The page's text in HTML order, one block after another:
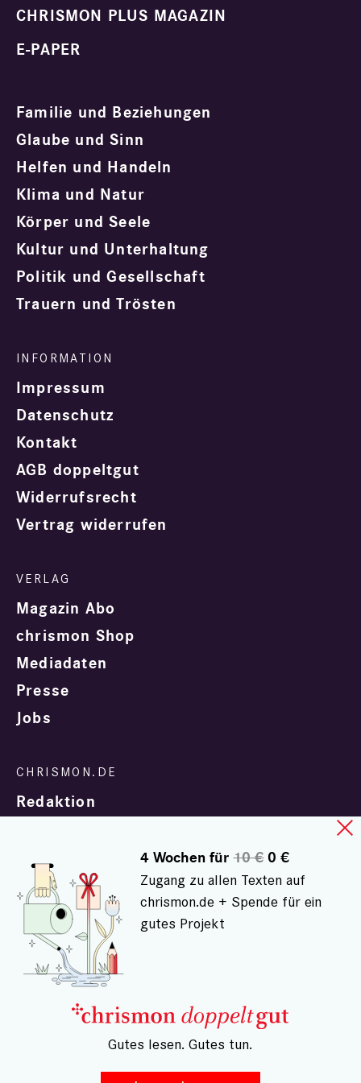
CHRISMON PLUS MAGAZIN
E-PAPER
Familie und Beziehungen
Glaube und Sinn
Helfen und Handeln
Klima und Natur
Körper und Seele
Kultur und Unterhaltung
Politik und Gesellschaft
Trauern und Trösten
Impressum
Datenschutz
Kontakt
AGB doppeltgut
Widerrufsrecht
Vertrag widerrufen
Magazin Abo
chrismon Shop
Mediadaten
Presse
Jobs
Redaktion
In Zusammenarbeit mit
© chrismon.de 2001 - 2026
Alle Rechte vorbehalten.
4 Wochen für10 €0 €
Zugang zu allen Texten auf
chrismon.de + Spende für ein
gutes Projekt
– Gutes lesen. Gutes tun.